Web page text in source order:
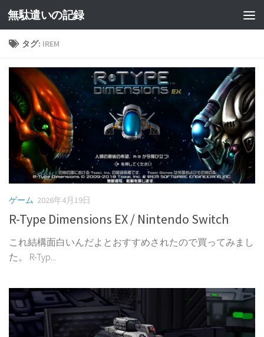
コンテンツへスキップ
無駄遣いの記録
タグ: IREM
ゲーム 2026年4月19日
R-Type Dimensions EX / Nintendo Switch
これ結構面白いんだよとおすすめされたので買ってみまし
た。 R-Typ...